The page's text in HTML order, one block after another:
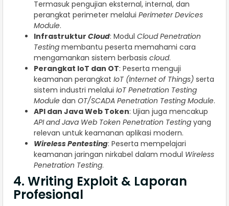
Termasuk pengujian eksternal, internal, dan
perangkat perimeter melalui Perimeter Devices
Module.
Infrastruktur Cloud: Modul Cloud Penetration
Testing membantu peserta memahami cara
mengamankan sistem berbasis cloud.
Perangkat IoT dan OT: Peserta menguji
keamanan perangkat IoT (Internet of Things) serta
sistem industri melalui IoT Penetration Testing
Module dan OT/SCADA Penetration Testing Module.
API dan Java Web Token: Ujian juga mencakup
API and Java Web Token Penetration Testing yang
relevan untuk keamanan aplikasi modern.
Wireless Pentesting: Peserta mempelajari
keamanan jaringan nirkabel dalam modul Wireless
Penetration Testing.
4. Writing Exploit & Laporan
Profesional